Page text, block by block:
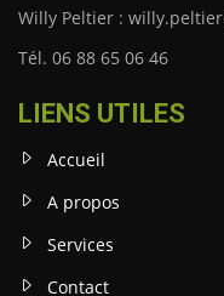
Willy Peltier :
Tél. 06 88 65 06 46
LIENS UTILES
Accueil
A propos
Services
Contact